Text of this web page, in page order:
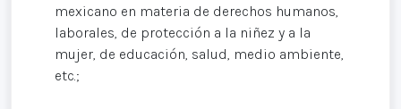
mexicano en materia de derechos humanos,
laborales, de protección a la niñez y a la
mujer, de educación, salud, medio ambiente,
etc.;